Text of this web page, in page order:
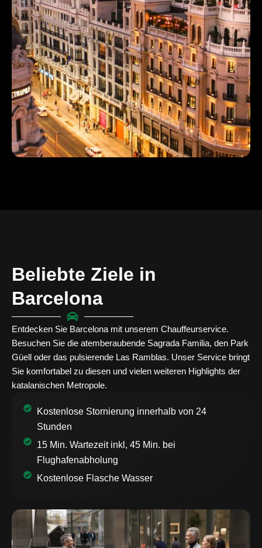
Beliebte Ziele in
Barcelona
Entdecken Sie Barcelona mit unserem Chauffeurservice.
Besuchen Sie die atemberaubende Sagrada Familia, den Park
Güell oder das pulsierende Las Ramblas. Unser Service bringt
Sie komfortabel zu diesen und vielen weiteren Highlights der
katalanischen Metropole.
Kostenlose Stornierung innerhalb von 24
Stunden
15 Min. Wartezeit inkl, 45 Min. bei
Flughafenabholung
Kostenlose Flasche Wasser